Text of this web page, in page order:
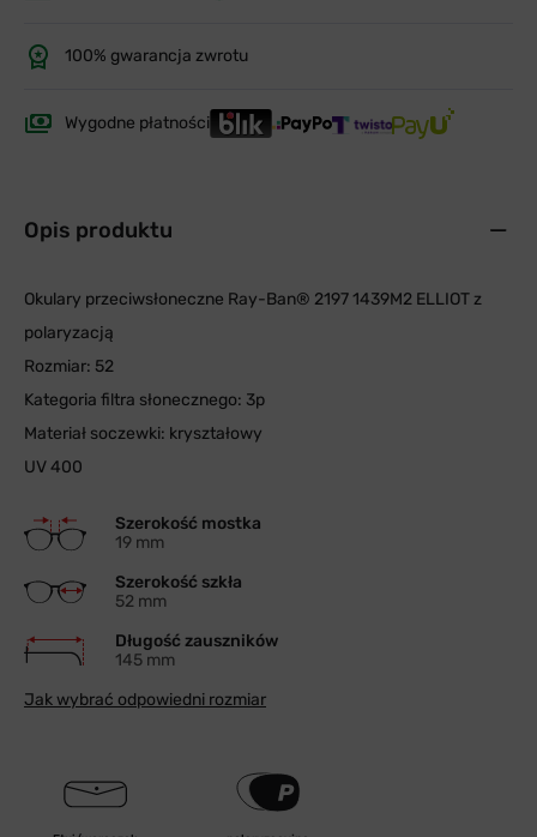
100% gwarancja zwrotu
Wygodne płatności
Opis produktu
Okulary przeciwsłoneczne Ray-Ban® 2197 1439M2 ELLIOT z
polaryzacją
Rozmiar: 52
Kategoria filtra słonecznego: 3p
Materiał soczewki: kryształowy
UV 400
Szerokość mostka
19 mm
Szerokość szkła
52 mm
Długość zauszników
145 mm
Jak wybrać odpowiedni rozmiar